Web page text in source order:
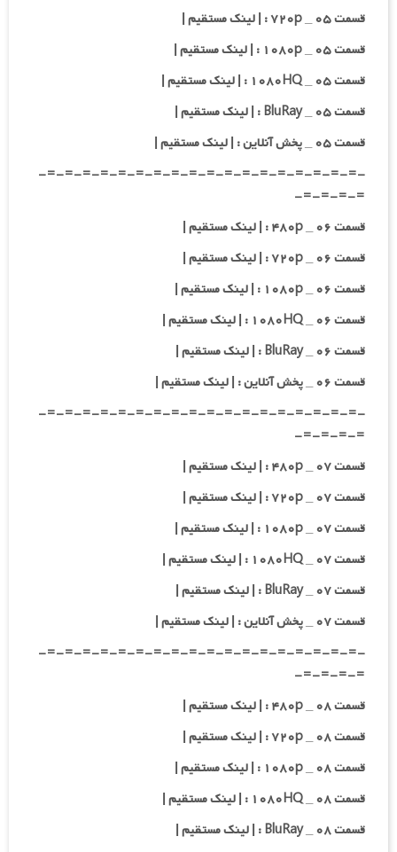
قسمت ۰۵ _ ۷۲۰p : | لینک مستقیم |
قسمت ۰۵ _ ۱۰۸۰p : | لینک مستقیم |
قسمت ۰۵ _ ۱۰۸۰HQ : | لینک مستقیم |
قسمت ۰۵ _ BluRay : | لینک مستقیم |
قسمت ۰۵ _ پخش آنلاین : | لینک مستقیم |
-=-=-=-=-=-=-=-=-=-=-=-=-=-=-=-=-=-=-
=-=-=-=-
قسمت ۰۶ _ ۴۸۰p : | لینک مستقیم |
قسمت ۰۶ _ ۷۲۰p : | لینک مستقیم |
قسمت ۰۶ _ ۱۰۸۰p : | لینک مستقیم |
قسمت ۰۶ _ ۱۰۸۰HQ : | لینک مستقیم |
قسمت ۰۶ _ BluRay : | لینک مستقیم |
قسمت ۰۶ _ پخش آنلاین : | لینک مستقیم |
-=-=-=-=-=-=-=-=-=-=-=-=-=-=-=-=-=-=-
=-=-=-=-
قسمت ۰۷ _ ۴۸۰p : | لینک مستقیم |
قسمت ۰۷ _ ۷۲۰p : | لینک مستقیم |
قسمت ۰۷ _ ۱۰۸۰p : | لینک مستقیم |
قسمت ۰۷ _ ۱۰۸۰HQ : | لینک مستقیم |
قسمت ۰۷ _ BluRay : | لینک مستقیم |
قسمت ۰۷ _ پخش آنلاین : | لینک مستقیم |
-=-=-=-=-=-=-=-=-=-=-=-=-=-=-=-=-=-=-
=-=-=-=-
قسمت ۰۸ _ ۴۸۰p : | لینک مستقیم |
قسمت ۰۸ _ ۷۲۰p : | لینک مستقیم |
قسمت ۰۸ _ ۱۰۸۰p : | لینک مستقیم |
قسمت ۰۸ _ ۱۰۸۰HQ : | لینک مستقیم |
قسمت ۰۸ _ BluRay : | لینک مستقیم |